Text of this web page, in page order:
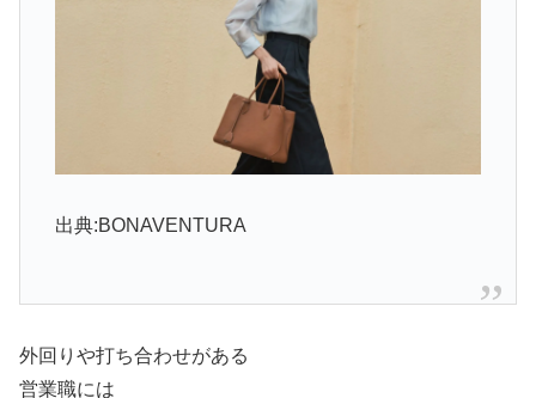
出典:BONAVENTURA
外回りや打ち合わせがある
営業職には